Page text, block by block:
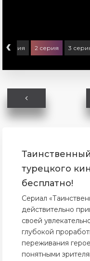
‹
1 серия 2 серия 3
турецкого
бесплатно!
Сериал
действительно
своей
глубокой
переживания
понятными